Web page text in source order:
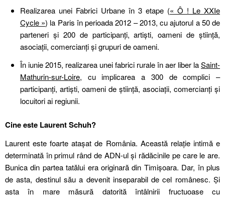
Realizarea unei Fabrici Urbane în 3 etape (« Ô ! Le XXIe
Cycle ») la Paris în perioada 2012 – 2013, cu ajutorul a 50 de
parteneri și 200 de participanți, artiști, oameni de știință,
asociații, comercianți și grupuri de oameni.
În iunie 2015, realizarea unei fabrici rurale în aer liber laSaint-
Mathurin-sur-Loire, cu implicarea a 300 de complici –
participanți, artiști, oameni de știință, asociații, comercianți și
locuitori ai regiunii.
Cine este Laurent Schuh?
Laurent este foarte atașat de România. Această relație intimă e
determinată în primul rând de ADN-ul și rădăcinile pe care le are.
Bunica din partea tatălui era originară din Timișoara. Dar, în plus
de asta, destinul său a devenit inseparabil de cel românesc. Ṣi
asta în mare măsură datorită întâlnirii fructuoase cu